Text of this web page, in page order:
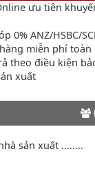
ưu tiên
0% ANZ/HSBC/
miễn phí toàn
theo điều kiện
xuất
sản xuất ........